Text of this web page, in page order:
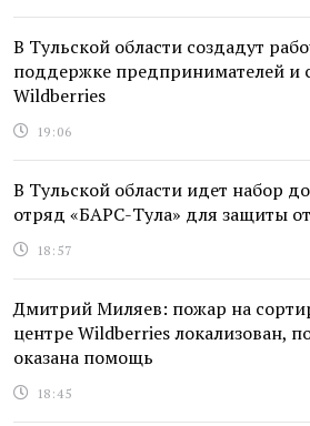
В Тульской области создадут
поддержке предпринимателей и
Wildberries
19:06
В Тульской области идет набор
отряд «БАРС-Тула» для защиты
18:57
Дмитрий Миляев: пожар на
центре Wildberries локализован,
оказана помощь
18:45